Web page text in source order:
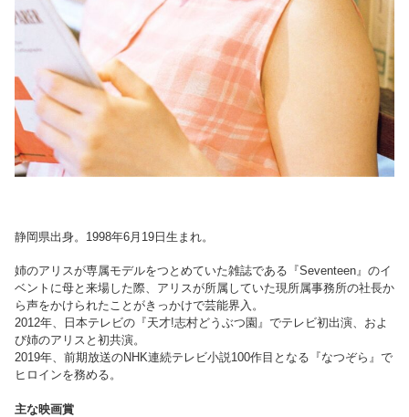
静岡県出身。1998年6月19日生まれ。
姉のアリスが専属モデルをつとめていた雑誌である『Seventeen』のイ
ベントに母と来場した際、アリスが所属していた現所属事務所の社長か
ら声をかけられたことがきっかけで芸能界入。
2012年、日本テレビの『天才!志村どうぶつ園』でテレビ初出演、およ
び姉のアリスと初共演。
2019年、前期放送のNHK連続テレビ小説100作目となる『なつぞら』で
ヒロインを務める。
主な映画賞